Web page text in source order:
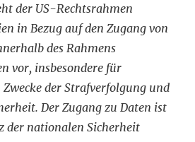
der US-Rechtsrahmen
in Bezug auf den Zugang von
des Rahmens
vor, insbesondere für
der Strafverfolgung und
Der Zugang zu Daten ist
der nationalen Sicherheit